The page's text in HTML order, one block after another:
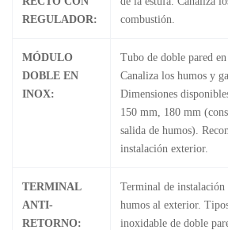
REGULADOR:
combustión.
MÓDULO
DOBLE EN
INOX:
Tubo de doble pared
Canaliza los humos y
Dimensiones
150 mm, 180 mm
salida de humos).
instalación exterior.
TERMINAL
ANTI-
RETORNO:
Terminal de instalación
humos al exterior.
inoxidable de doble